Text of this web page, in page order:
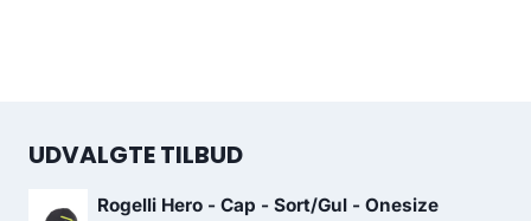
UDVALGTE TILBUD
Rogelli Hero - Cap - Sort/Gul - Onesize